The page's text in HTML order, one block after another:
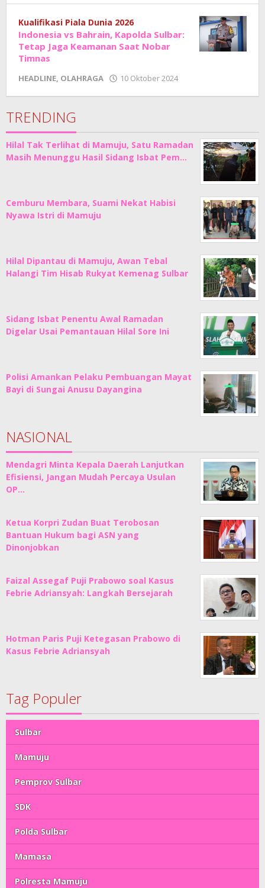
Junaedi
Sholat
Kualifikasi Piala Dunia 2026
Indonesia vs Bahrain, Kapolda Sulbar:
Tetap Jaga Keamanan Saat Nobar
Timnas
HEADLINE, OLAHRAGA 10 Oktober 2024
Junaedi
TRENDING
Hilal Tak Terlihat di Mamuju, Satu Ramadan
Masih Menunggu Hasil Sidang Isbat Pem…
Cemburu Membara, Suami Nekat Habisi
Nyawa Istri di Mamuju
Hilal Dipantau di Mamuju, Awan Tebal
Halangi Tim Hisab Rukyat Kemenag Sulbar
Sidang Isbat Penentu Awal Ramadan
Digelar Usai Pemantauan Hilal Sore Ini
Polisi Amankan Pelaku Pembuangan Mayat
Bayi di Sungai Anusu Dayangina
NASIONAL
Mendagri Minta Kepala Daerah Lanjutkan
Efisiensi, Jangan Mudah Percaya Usulan
OP…
Ketua Korpri Zudan Buat Terobosan
Bantuan Hukum bagi ASN yang
Dinonjobkan
Faizal Assegaf Puji Prabowo soal Kasus
Febrie Adriansyah: Langkah Bersejarah
Hotman Paris Puji Ketegasan Prabowo di
Kasus Febrie Adriansyah
Tag Populer
Sulbar
Mamuju
Pemprov Sulbar
SDK
Polda Sulbar
Mamasa
Polresta Mamuju